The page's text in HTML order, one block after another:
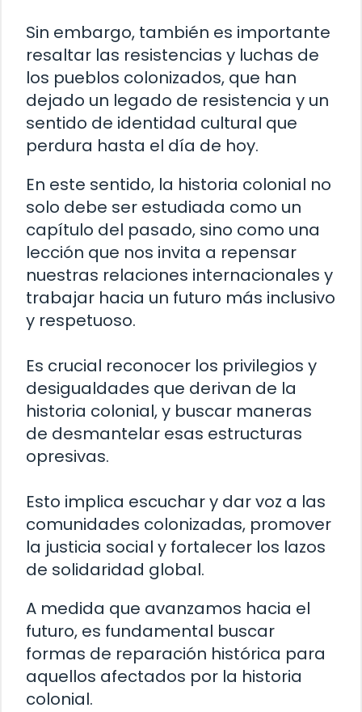
Sin embargo, también es importante
resaltar las resistencias y luchas de
los pueblos colonizados, que han
dejado un legado de resistencia y un
sentido de identidad cultural que
perdura hasta el día de hoy.
En este sentido, la historia colonial no
solo debe ser estudiada como un
capítulo del pasado, sino como una
lección que nos invita a repensar
nuestras relaciones internacionales y
trabajar hacia un futuro más inclusivo
y respetuoso.
Es crucial reconocer los privilegios y
desigualdades que derivan de la
historia colonial, y buscar maneras
de desmantelar esas estructuras
opresivas.
Esto implica escuchar y dar voz a las
comunidades colonizadas, promover
la justicia social y fortalecer los lazos
de solidaridad global.
A medida que avanzamos hacia el
futuro, es fundamental buscar
formas de reparación histórica para
aquellos afectados por la historia
colonial.